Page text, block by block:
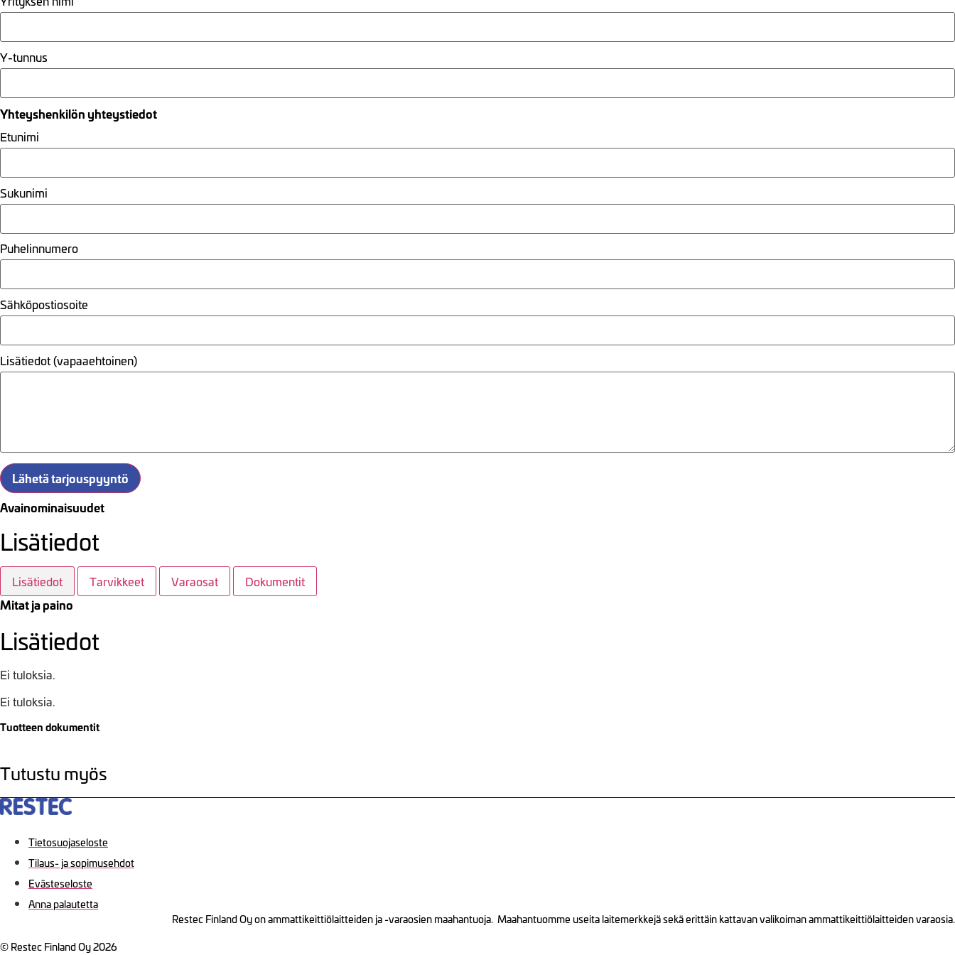
Y-tunnus
Yhteyshenkilön yhteystiedot
Etunimi
Sukunimi
Puhelinnumero
Sähköpostiosoite
Lisätiedot (vapaaehtoinen)
Lähetä tarjouspyyntö
Avainominaisuudet
Lisätiedot
Lisätiedot Tarvikkeet Varaosat Dokumentit
Mitat ja paino
Lisätiedot
Ei tuloksia.
Ei tuloksia.
Tuotteen dokumentit
Tutustu myös
Tietosuojaseloste
Tilaus- ja sopimusehdot
Evästeseloste
Anna palautetta
Restec Finland Oy on ammattikeittiölaitteiden ja -varaosien maahantuoja. Maahantuomme useita laitemerkkejä sekä erittäin kattavan valikoiman ammattikeittiölaitteiden varaosia.
© Restec Finland Oy 2026